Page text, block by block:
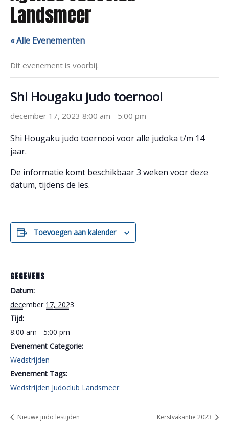
Landsmeer
« Alle Evenementen
Dit evenement is voorbij.
Shi Hougaku judo toernooi
december 17, 2023 8:00 am - 5:00 pm
Shi Hougaku judo toernooi voor alle judoka t/m 14
jaar.
De informatie komt beschikbaar 3 weken voor deze
datum, tijdens de les.
Toevoegen aan kalender
GEGEVENS
Datum:
december 17, 2023
Tijd:
8:00 am - 5:00 pm
Evenement Categorie:
Wedstrijden
Evenement Tags:
Wedstrijden Judoclub Landsmeer
Nieuwe judo lestijden Kerstvakantie 2023